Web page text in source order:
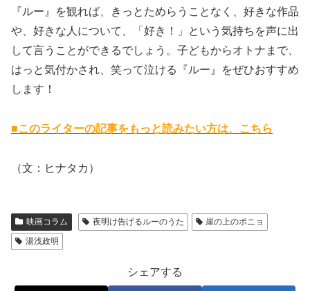
『ルー』を観れば、きっとためらうことなく、好きな作品
や、好きな人について、「好き！」という気持ちを声に出
して言うことができるでしょう。子どもからオトナまで、
はっと気付かされ、笑って泣ける『ルー』をぜひおすすめ
します！
■このライターの記事をもっと読みたい方は、こちら
（文：ヒナタカ）
映画コラム 夜明け告げるルーのうた
崖の上のポニョ
湯浅政明
シェアする